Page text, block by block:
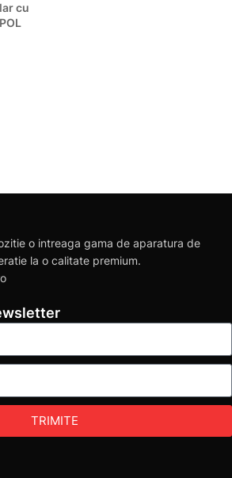
cu
o intreaga gama de aparatura de
la o calitate premium.
TRIMITE